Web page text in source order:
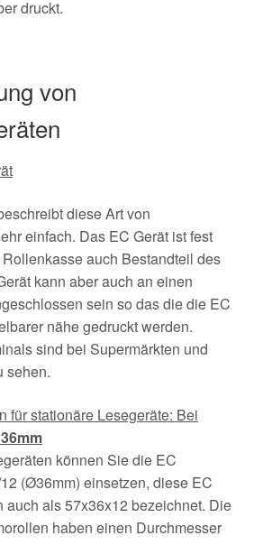
druckt.
von
diese Art von
einfach. Das EC Gerät ist fest
auch Bestandteil des
kann aber auch an einen
sein so das die die EC
nähe gedruckt werden.
sind bei Supermärkten und
sehen.
für stationäre Lesegeräte: Bei
36mm
können Sie die EC
(Ø36mm) einsetzen, diese EC
auch als 57x36x12 bezeichnet. Die
haben einen Durchmesser